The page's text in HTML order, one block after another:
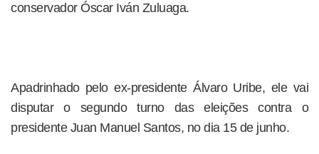
conservador Óscar Iván Zuluaga.
Apadrinhado pelo ex-presidente Álvaro Uribe, ele vai
disputar o segundo turno das eleições contra o
presidente Juan Manuel Santos, no dia 15 de junho.